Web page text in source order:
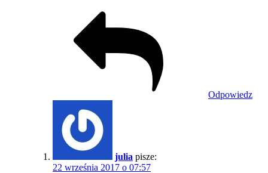
Odpowiedz
julia pisze:
22 września 2017 o 07:57